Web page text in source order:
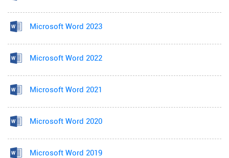
Microsoft Word 2023
Microsoft Word 2022
Microsoft Word 2021
Microsoft Word 2020
Microsoft Word 2019